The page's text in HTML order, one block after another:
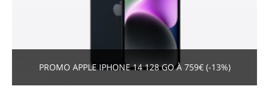
PROMO APPLE IPHONE 14 128 GO À 759€ (-13%)